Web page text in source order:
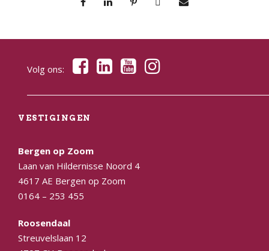
Volg ons:
VESTIGINGEN
Bergen op Zoom
Laan van Hildernisse Noord 4
4617 AE Bergen op Zoom
0164 – 253 455
Roosendaal
Streuvelslaan 12